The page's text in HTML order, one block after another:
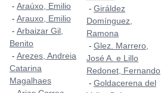
- Araúxo, Emilio
- Arauxo, Emilio
- Arbaizar Gil,
Benito
- Arezes, Andreia
Catarina
Magalhaes
- Giráldez
Domínguez,
Ramona
- Glez. Marrero,
José A. e Lillo
Redonet, Fernando
- Goldacerena del